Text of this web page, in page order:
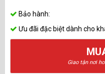
Bảo hành:
Ưu đãi đặc biệt dành cho
Giao tận nơi